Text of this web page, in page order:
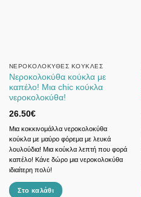
ΝΕΡΟΚΟΛΟΚΎΘΕΣ ΚΟΎΚΛΕΣ
Νεροκολοκύθα κούκλα με
καπέλο! Μια chic κούκλα
νεροκολοκύθα!
26.50€
Μια κοκκινομάλλα νεροκολοκύθα
κούκλα με μαύρο φόρεμα με λευκά
λουλούδια! Μια κούκλα λεπτή που φορά
καπέλο! Κάνε δώρο μια νεροκολοκύθα
ιδιαίτερη πολύ!
Στο καλάθι